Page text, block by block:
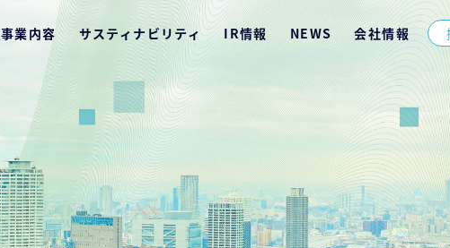
事業内容 サスティナビリティ IR情報 NEWS 会社情報